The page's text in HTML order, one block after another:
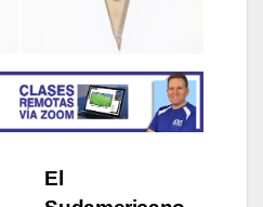
El